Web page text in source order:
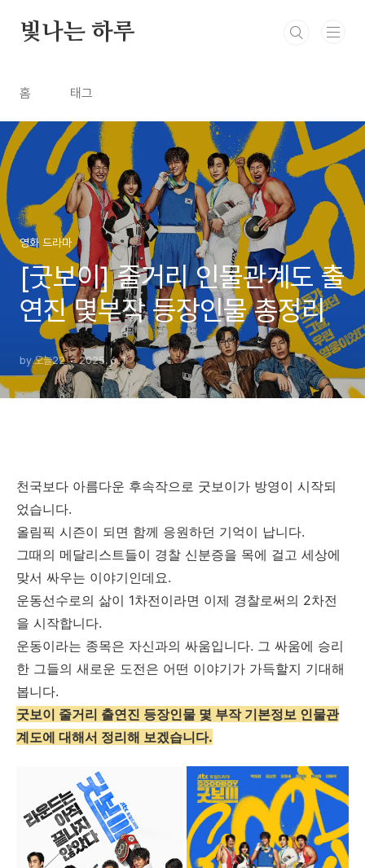
빛나는 하루
홈 태그
영화 드라마
[굿보이] 줄거리 인물관계도 출
연진 몇부작 등장인물 총정리
by 오늘22 2025. 6. 1.
천국보다 아름다운 후속작으로 굿보이가 방영이 시작되
었습니다.
올림픽 시즌이 되면 함께 응원하던 기억이 납니다.
그때의 메달리스트들이 경찰 신분증을 목에 걸고 세상에
맞서 싸우는 이야기인데요.
운동선수로의 삶이 1차전이라면 이제 경찰로써의 2차전
을 시작합니다.
운동이라는 종목은 자신과의 싸움입니다. 그 싸움에 승리
한 그들의 새로운 도전은 어떤 이야기가 가득할지 기대해
봅니다.
굿보이 줄거리 출연진 등장인물 몇 부작 기본정보 인물관
계도에 대해서 정리해 보겠습니다.